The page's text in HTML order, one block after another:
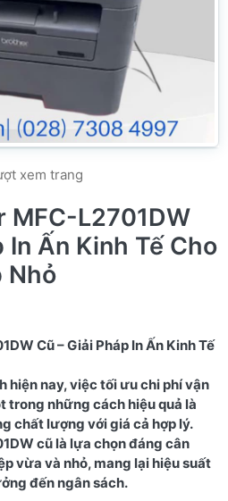
xem trang
MFC-L2701DW
In Ấn Kinh Tế Cho
Nhỏ
Cũ – Giải Pháp In Ấn Kinh Tế
hiện nay, việc tối ưu chi phí vận
trong những cách hiệu quả là
chất lượng với giá cả hợp lý.
cũ là lựa chọn đáng cân
vừa và nhỏ, mang lại hiệu suất